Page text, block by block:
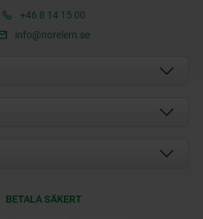
+46 8 14 15 00
info@norelem.se
BETALA SÄKERT